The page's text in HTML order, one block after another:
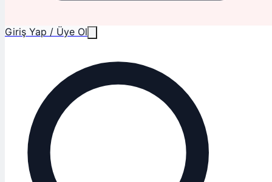
Giriş Yap / Üye Ol